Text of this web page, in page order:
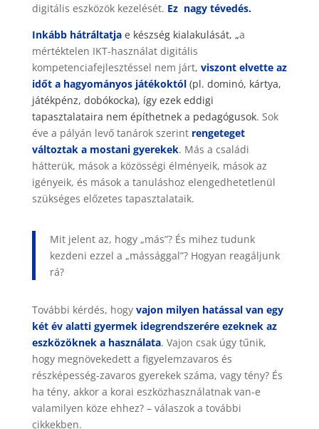
digitális eszközök kezelését. Ez nagy tévedés.
Inkább hátráltatja e készség kialakulását, „a
mértéktelen IKT-használat digitális
kompetenciafejlesztéssel nem járt, viszont elvette az
időt a hagyományos játékoktól (pl. dominó, kártya,
játékpénz, dobókocka), így ezek eddigi
tapasztalataira nem építhetnek a pedagógusok. Sok
éve a pályán levő tanárok szerint rengeteget
változtak a mostani gyerekek. Más a családi
hátterük, mások a közösségi élményeik, mások az
igényeik, és mások a tanuláshoz elengedhetetlenül
szükséges előzetes tapasztalataik.
Mit jelent az, hogy „más”? És mihez tudunk
kezdeni ezzel a „mássággal”? Hogyan reagáljunk
rá?
További kérdés, hogy vajon milyen hatással van egy
két év alatti gyermek idegrendszerére ezeknek az
eszközöknek a használata. Vajon csak úgy tűnik,
hogy megnövekedett a figyelemzavaros és
részképesség-zavaros gyerekek száma, vagy tény? És
ha tény, akkor a korai eszközhasználatnak van-e
valamilyen köze ehhez? – válaszok a további
cikkekben.